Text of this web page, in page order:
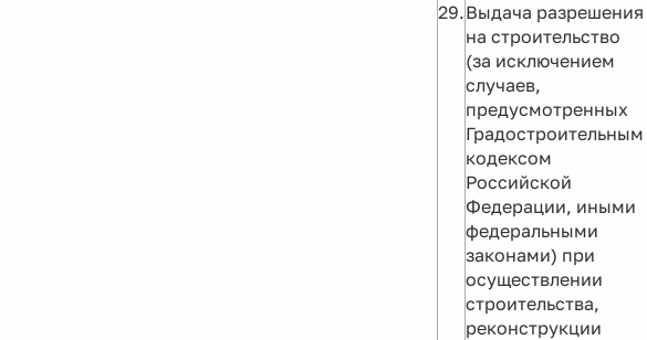
29.Выдача разрешения
на строительство
(за исключением
случаев,
предусмотренных
Градостроительным
кодексом
Российской
Федерации, иными
федеральными
законами) при
осуществлении
строительства,
реконструкции